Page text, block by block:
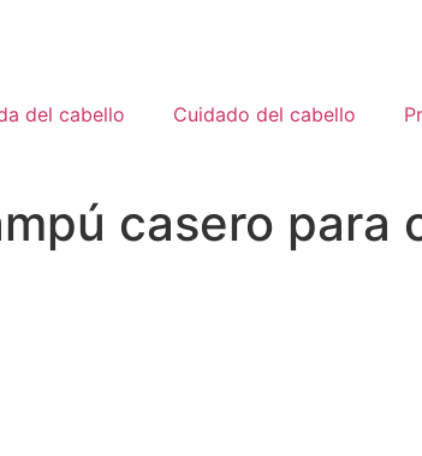
del cabello Cuidado del cabello
casero para